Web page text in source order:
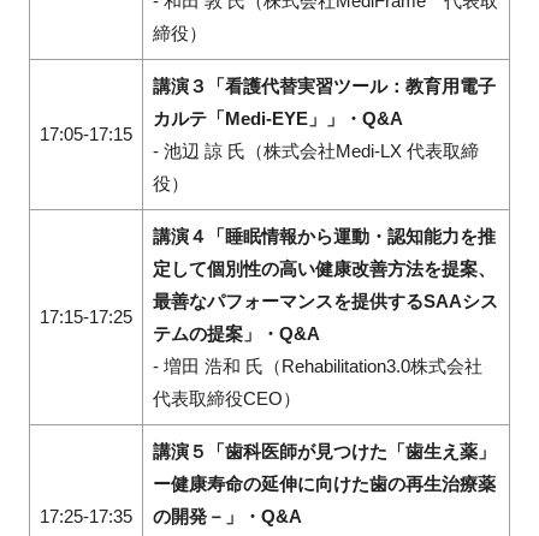
締役）
17:05-17:15
講演３「看護代替実習ツール：教育用電子
カルテ「Medi-EYE」」・Q&A
- 池辺 諒 氏（株式会社Medi-LX 代表取締
役）
17:15-17:25
講演４「睡眠情報から運動・認知能力を推
定して個別性の高い健康改善方法を提案、
最善なパフォーマンスを提供するSAAシス
テムの提案」・Q&A
- 増田 浩和 氏（Rehabilitation3.0株式会社
代表取締役CEO）
17:25-17:35
講演５「歯科医師が見つけた「歯生え薬」
ー健康寿命の延伸に向けた歯の再生治療薬
の開発－」・Q&A